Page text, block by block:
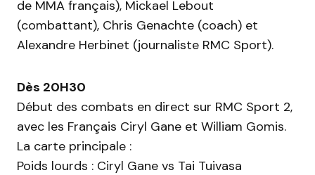
de MMA français), Mickael Lebout
(combattant), Chris Genachte (coach) et
Alexandre Herbinet (journaliste RMC Sport).
Dès 20H30
Début des combats en direct sur RMC Sport 2,
avec les Français Ciryl Gane et William Gomis.
La carte principale :
Poids lourds : Ciryl Gane vs Tai Tuivasa